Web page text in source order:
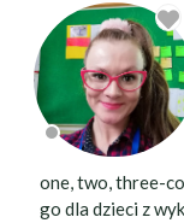
Filtry
one, two, three-
go dla dzieci z